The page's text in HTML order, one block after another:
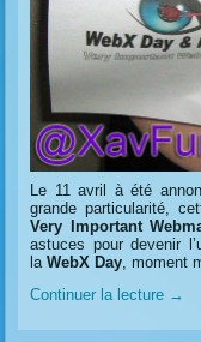
Le 11 avril à été
grande particularité,
Very Important
astuces pour devenir
laWebX Day , moment
Continuer la lecture →